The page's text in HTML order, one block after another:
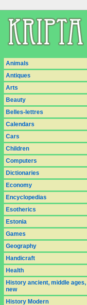
Animals
Antiques
Arts
Beauty
Belles-lettres
Calendars
Cars
Children
Computers
Dictionaries
Economy
Encyclopedias
Esotherics
Estonia
Games
Geography
Handicraft
Health
History ancient, middle ages,
new
History Modern